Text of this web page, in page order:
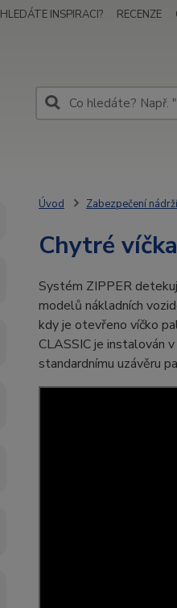
HLEDÁTE INSPIRACI? RECENZE
Úvod Zabezpečení nádrží
Chytré
Systém ZIPPER
modelů nákladních
kdy je otevřeno víčko
CLASSIC je instalován
standardnímu uzávěru